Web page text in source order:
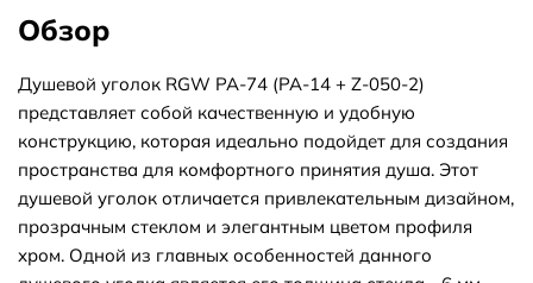
Обзор
Душевой уголок RGW PA-74 (PA-14 + Z-050-2)
представляет собой качественную и удобную
конструкцию, которая идеально подойдет для создания
пространства для комфортного принятия душа. Этот
душевой уголок отличается привлекательным дизайном,
прозрачным стеклом и элегантным цветом профиля
хром. Одной из главных особенностей данного